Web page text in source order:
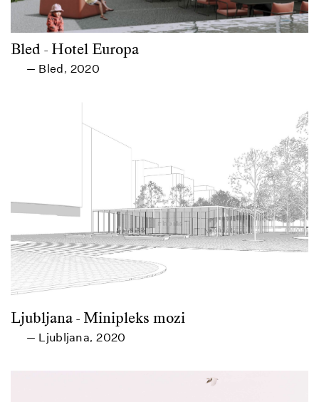
Bled - Hotel Europa
— Bled, 2020
Ljubljana - Minipleks mozi
— Ljubljana, 2020